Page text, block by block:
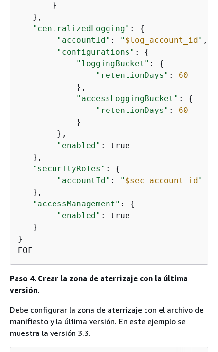
       }
   },
"centralizedLogging" : {
"accountId" : " $log_account_id" ,
"configurations" : {
"loggingBucket" : {
"retentionDays" : 60
            },
"accessLoggingBucket" : {
"retentionDays" : 60
            }
        },
"enabled" : true
   },
"securityRoles" : {
"accountId" : " $sec_account_id"
   },
"accessManagement" : {
"enabled" : true
   }
}
EOF
Paso 4. Crear la zona de aterrizaje con la última
versión.
Debe configurar la zona de aterrizaje con el archivo de
manifiesto y la última versión. En este ejemplo se
muestra la versión 3.3.